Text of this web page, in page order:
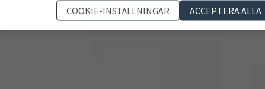
COOKIE-INSTÄLLNINGAR
ACCEPTERA ALLA